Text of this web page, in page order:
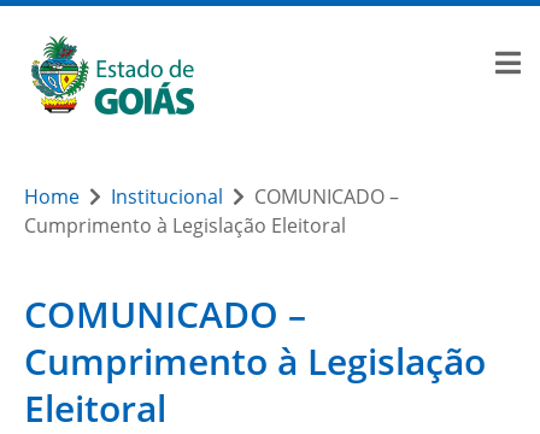
Home Institucional
COMUNICADO –
Cumprimento à Legislação Eleitoral
COMUNICADO –
Cumprimento à Legislação
Eleitoral